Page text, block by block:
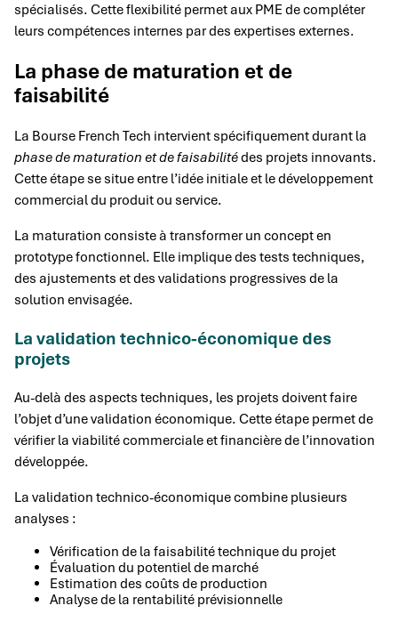
spécialisés. Cette flexibilité permet aux PME de compléter
leurs compétences internes par des expertises externes.
La phase de maturation et de
faisabilité
La Bourse French Tech intervient spécifiquement durant la
phase de maturation et de faisabilitédes projets innovants.
Cette étape se situe entre l’idée initiale et le développement
commercial du produit ou service.
La maturation consiste à transformer un concept en
prototype fonctionnel. Elle implique des tests techniques,
des ajustements et des validations progressives de la
solution envisagée.
La validation technico-économique des
projets
Au-delà des aspects techniques, les projets doivent faire
l’objet d’une validation économique. Cette étape permet de
vérifier la viabilité commerciale et financière de l’innovation
développée.
La validation technico-économique combine plusieurs
analyses :
Vérification de la faisabilité technique du projet
Évaluation du potentiel de marché
Estimation des coûts de production
Analyse de la rentabilité prévisionnelle